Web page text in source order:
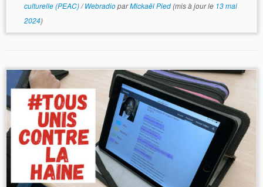
culturelle (PEAC)/WebradioparMickaël Pied(mis à jour le 13 mai
2024)